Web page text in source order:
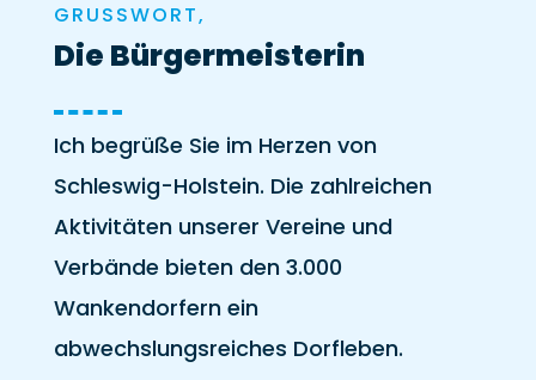
GRUSSWORT,
Die Bürgermeisterin
Ich begrüße Sie im Herzen von
Schleswig-Holstein. Die zahlreichen
Aktivitäten unserer Vereine und
Verbände bieten den 3.000
Wankendorfern ein
abwechslungsreiches Dorfleben.